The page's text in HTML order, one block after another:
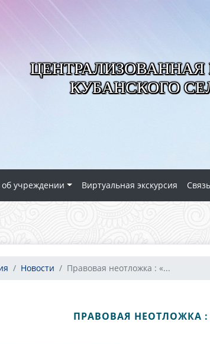
КУБАНСКОГО
учреждении Виртуальная экскурсия
Новости Правовая неотложка : «...
ПРАВОВАЯ НЕОТЛОЖКА :